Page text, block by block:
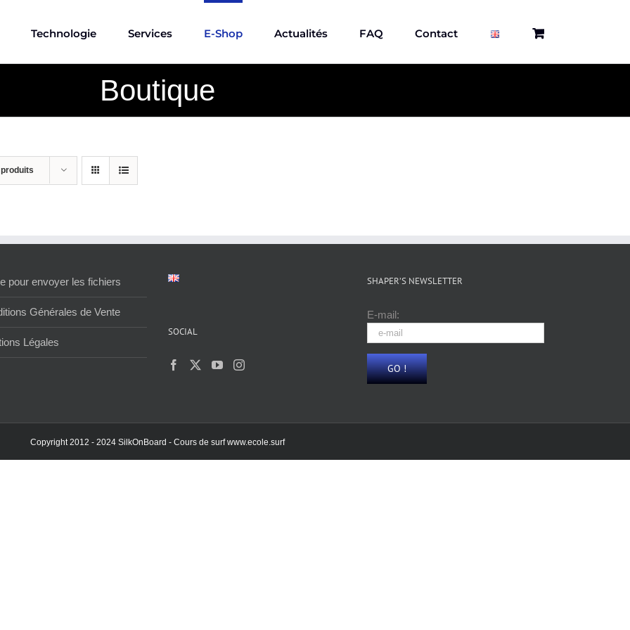
Technologie Services E-Shop Actualités FAQ Contact
Boutique
pour envoyer les fichiers
Générales de Vente
Légales
SOCIAL
SHAPER’S NEWSLETTER
E-mail:
Copyright 2012 - 2024 SilkOnBoard - Cours de surfwww.ecole.surf